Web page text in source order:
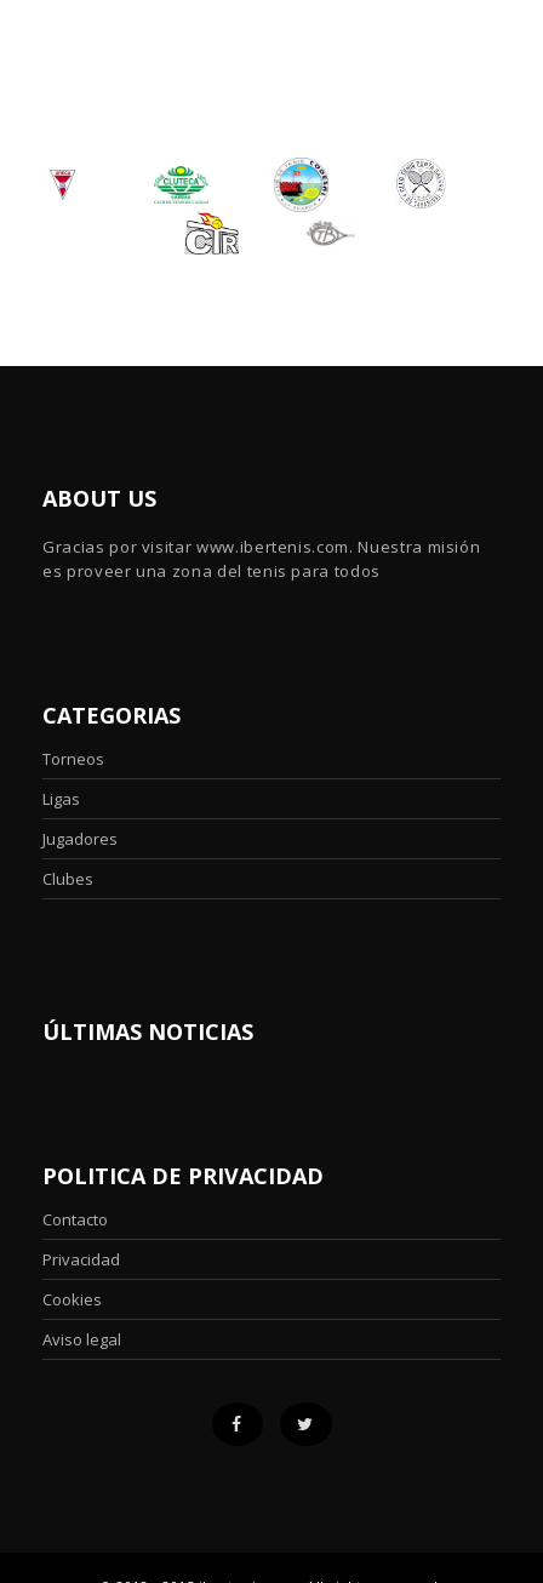
ABOUT US
Gracias por visitar www.ibertenis.com. Nuestra misión
es proveer una zona del tenis para todos
CATEGORIAS
Torneos
Ligas
Jugadores
Clubes
ÚLTIMAS NOTICIAS
POLITICA DE PRIVACIDAD
Contacto
Privacidad
Cookies
Aviso legal